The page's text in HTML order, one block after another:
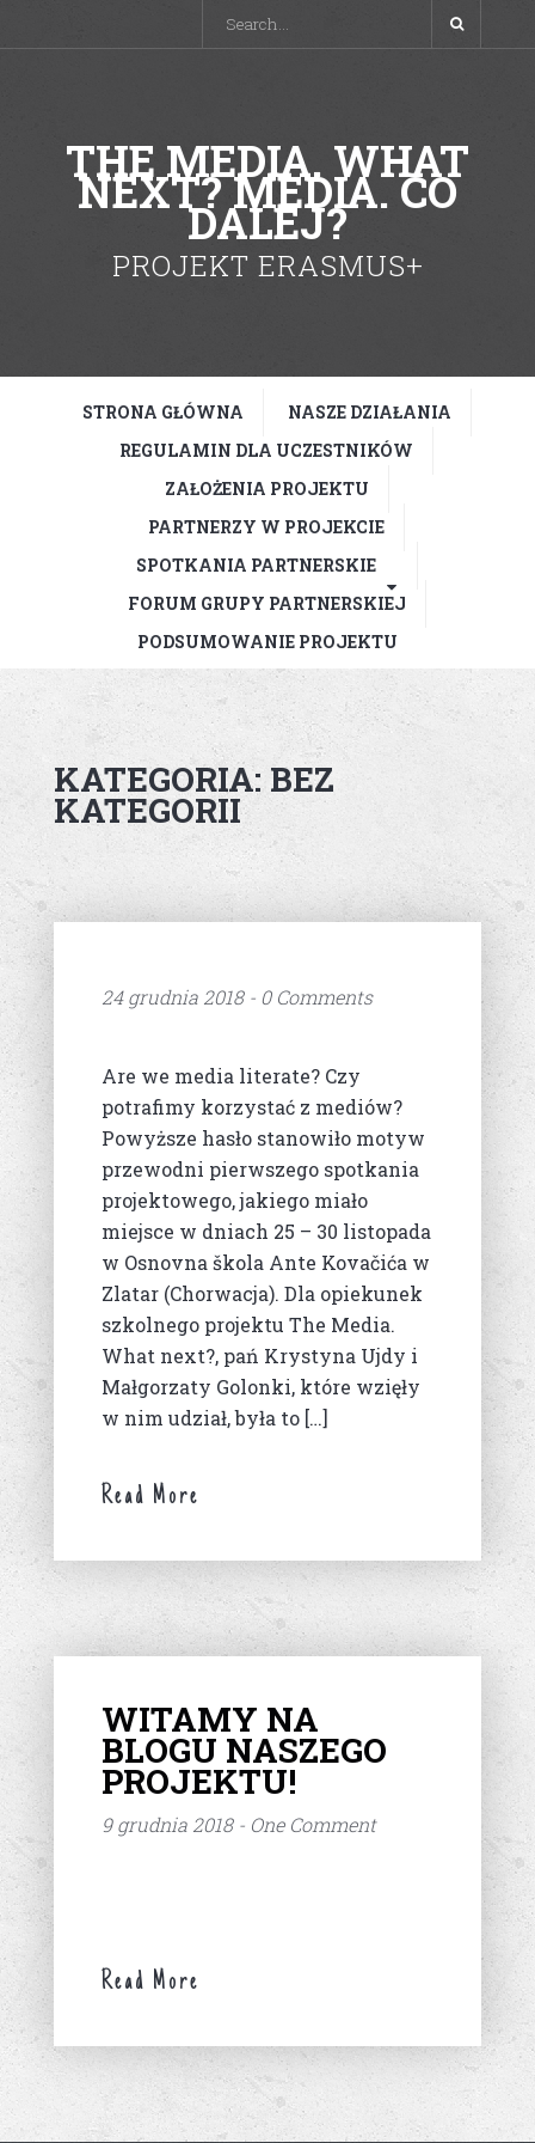
THE MEDIA. WHAT
NEXT? MEDIA. CO
DALEJ?
PROJEKT ERASMUS+
STRONA GŁÓWNA
NASZE DZIAŁANIA
REGULAMIN DLA UCZESTNIKÓW
ZAŁOŻENIA PROJEKTU
PARTNERZY W PROJEKCIE
SPOTKANIA PARTNERSKIE
FORUM GRUPY PARTNERSKIEJ
PODSUMOWANIE PROJEKTU
KATEGORIA: BEZ
KATEGORII
24 grudnia 2018 - 0 Comments
Are we media literate? Czy
potrafimy korzystać z mediów?
Powyższe hasło stanowiło motyw
przewodni pierwszego spotkania
projektowego, jakiego miało
miejsce w dniach 25 – 30 listopada
w Osnovna škola Ante Kovačića w
Zlatar (Chorwacja). Dla opiekunek
szkolnego projektu The Media.
What next?, pań Krystyna Ujdy i
Małgorzaty Golonki, które wzięły
w nim udział, była to […]
Read More
WITAMY NA
BLOGU NASZEGO
PROJEKTU!
9 grudnia 2018 - One Comment
Read More